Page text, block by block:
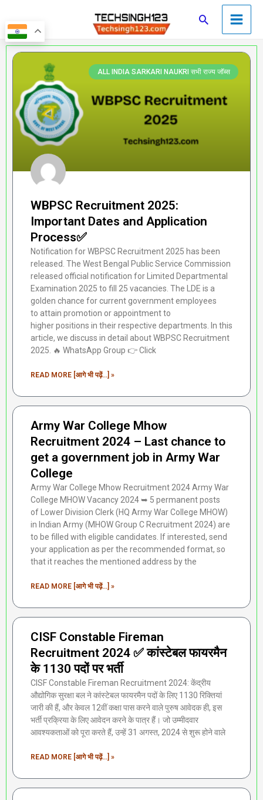
to
content
SearchMain
Menu
ALL INDIA SARKARI NAUKRI सभी राज्य जॉब्स
WBPSC Recruitment 2025:
Important Dates and Application
Process✅
Notification for WBPSC Recruitment 2025 has been
released. The West Bengal Public Service Commission
released official notification for Limited Departmental
Examination 2025 to fill 25 vacancies. The LDE is a
golden chance for current government employees
to attain promotion or appointment to
higher positions in their respective departments. In this
article, we discuss in detail about WBPSC Recruitment
2025. 🔥 WhatsApp Group 👉 Click
READ MORE [आगे भी पढ़ें...] »
Army War College Mhow
Recruitment 2024 – Last chance to
get a government job in Army War
College
Army War College Mhow Recruitment 2024 Army War
College MHOW Vacancy 2024 ➥ 5 permanent posts
of Lower Division Clerk (HQ Army War College MHOW)
in Indian Army (MHOW Group C Recruitment 2024) are
to be filled with eligible candidates. If interested, send
your application as per the recommended format, so
that it reaches the mentioned address by the
READ MORE [आगे भी पढ़ें...] »
CISF Constable Fireman
Recruitment 2024 ✅ कांस्टेबल फायरमैन
के 1130 पदों पर भर्ती
CISF Constable Fireman Recruitment 2024: केंद्रीय
औद्योगिक सुरक्षा बल ने कांस्टेबल फायरमैन पदों के लिए 1130 रिक्तियां
जारी की हैं, और केवल 12वीं कक्षा पास करने वाले पुरुष आवेदक ही, इस
भर्ती प्रक्रिया के लिए आवेदन करने के पात्र हैं। जो उम्मीदवार
आवश्यकताओं को पूरा करते हैं, उन्हें 31 अगस्त, 2024 से शुरू होने वाले
READ MORE [आगे भी पढ़ें...] »
PagePagePagePagePage